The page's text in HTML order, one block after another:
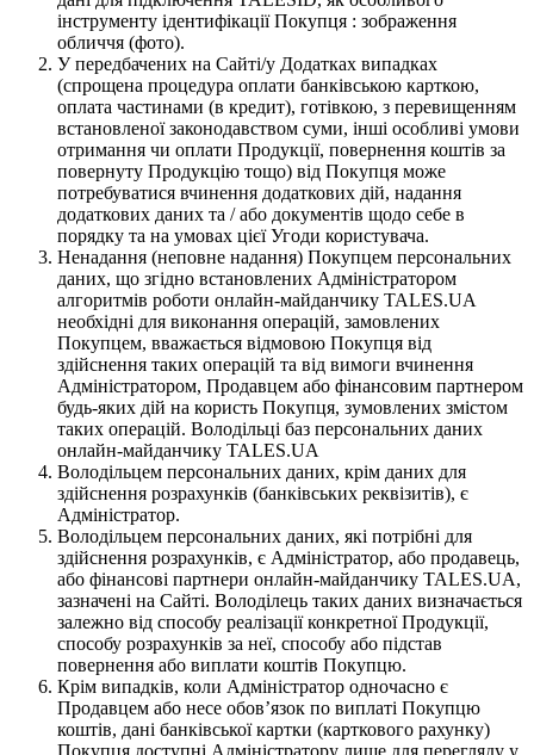
інструменту ідентифікації Покупця : зображення
обличчя (фото).
У передбачених на Сайті/у Додатках випадках
(спрощена процедура оплати банківською карткою,
оплата частинами (в кредит), готівкою, з перевищенням
встановленої законодавством суми, інші особливі умови
отримання чи оплати Продукції, повернення коштів за
повернуту Продукцію тощо) від Покупця може
потребуватися вчинення додаткових дій, надання
додаткових даних та / або документів щодо себе в
порядку та на умовах цієї Угоди користувача.
Ненадання (неповне надання) Покупцем персональних
даних, що згідно встановлених Адміністратором
алгоритмів роботи онлайн-майданчику TALES.UA
необхідні для виконання операцій, замовлених
Покупцем, вважається відмовою Покупця від
здійснення таких операцій та від вимоги вчинення
Адміністратором, Продавцем або фінансовим партнером
будь-яких дій на користь Покупця, зумовлених змістом
таких операцій. Володільці баз персональних даних
онлайн-майданчику TALES.UA
Володільцем персональних даних, крім даних для
здійснення розрахунків (банківських реквізитів), є
Адміністратор.
Володільцем персональних даних, які потрібні для
здійснення розрахунків, є Адміністратор, або продавець,
або фінансові партнери онлайн-майданчику TALES.UA,
зазначені на Сайті. Володілець таких даних визначається
залежно від способу реалізації конкретної Продукції,
способу розрахунків за неї, способу або підстав
повернення або виплати коштів Покупцю.
Крім випадків, коли Адміністратор одночасно є
Продавцем або несе обов’язок по виплаті Покупцю
коштів, дані банківської картки (карткового рахунку)
Покупця доступні Адміністратору лише для перегляду у